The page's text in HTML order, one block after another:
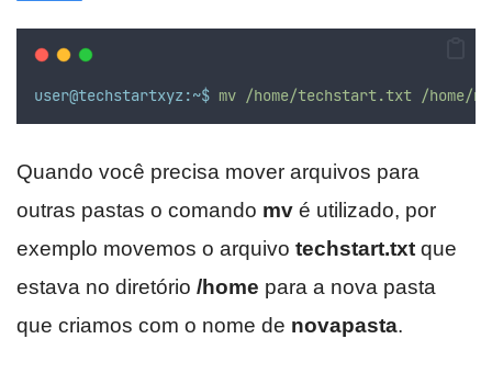
user@techstartxyz:~$ mv /home/techstart.txt /home/
Quando você precisa mover arquivos para
outras pastas o comando mv é utilizado, por
exemplo movemos o arquivo techstart.txt que
estava no diretório /home para a nova pasta
que criamos com o nome de novapasta.